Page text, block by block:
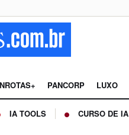
PANCORP LUXO
IA TOOLS CURSO DE IA